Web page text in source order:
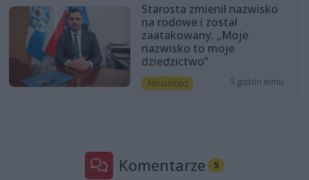
Starosta zmienił nazwisko
na rodowe i został
zaatakowany. „Moje
nazwisko to moje
dziedzictwo”
Aktualności 5 godzin temu
Komentarze 5